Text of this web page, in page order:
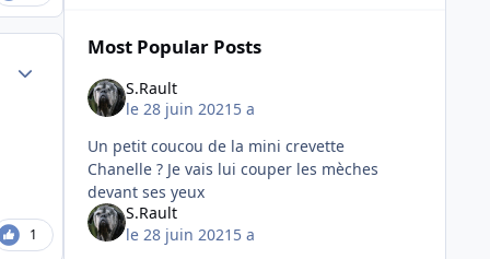
1
Most Popular Posts
S.Rault
le 28 juin 2021 5 a
Un petit coucou de la mini crevette
Chanelle ? Je vais lui couper les mèches
devant ses yeux
S.Rault
le 28 juin 2021 5 a